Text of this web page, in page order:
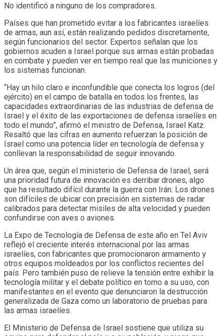
No identificó a ninguno de los compradores.
Países que han prometido evitar a los fabricantes israelíes
de armas, aun así, están realizando pedidos discretamente,
según funcionarios del sector. Expertos señalan que los
gobiernos acuden a Israel porque sus armas están probadas
en combate y pueden ver en tiempo real que las municiones y
los sistemas funcionan.
“Hay un hilo claro e inconfundible que conecta los logros (del
ejército) en el campo de batalla en todos los frentes, las
capacidades extraordinarias de las industrias de defensa de
Israel y el éxito de las exportaciones de defensa israelíes en
todo el mundo”, afirmó el ministro de Defensa, Israel Katz.
Resaltó que las cifras en aumento refuerzan la posición de
Israel como una potencia líder en tecnología de defensa y
conllevan la responsabilidad de seguir innovando.
Un área que, según el ministerio de Defensa de Israel, será
una prioridad futura de innovación es derribar drones, algo
que ha resultado difícil durante la guerra con Irán. Los drones
son difíciles de ubicar con precisión en sistemas de radar
calibrados para detectar misiles de alta velocidad y pueden
confundirse con aves o aviones.
La Expo de Tecnología de Defensa de este año en Tel Aviv
reflejó el creciente interés internacional por las armas
israelíes, con fabricantes que promocionaron armamento y
otros equipos moldeados por los conflictos recientes del
país. Pero también puso de relieve la tensión entre exhibir la
tecnología militar y el debate político en torno a su uso, con
manifestantes en el evento que denunciaron la destrucción
generalizada de Gaza como un laboratorio de pruebas para
las armas israelíes.
El Ministerio de Defensa de Israel sostiene que utiliza su